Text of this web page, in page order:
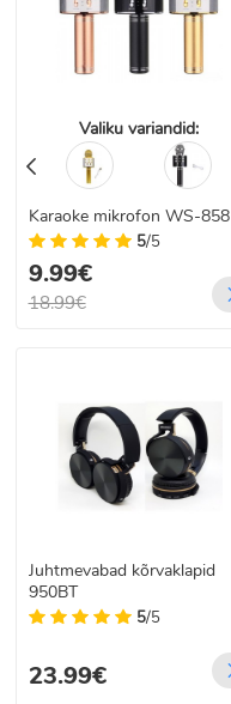
Valiku variandid:
Karaoke mikrofon WS-858
5/5
9.99€
18.99€
Juhtmevabad kõrvaklapid
950BT
5/5
23.99€